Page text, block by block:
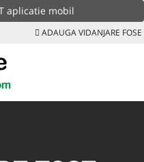
aplicatie mobil
ADAUGA VIDANJARE FOSE